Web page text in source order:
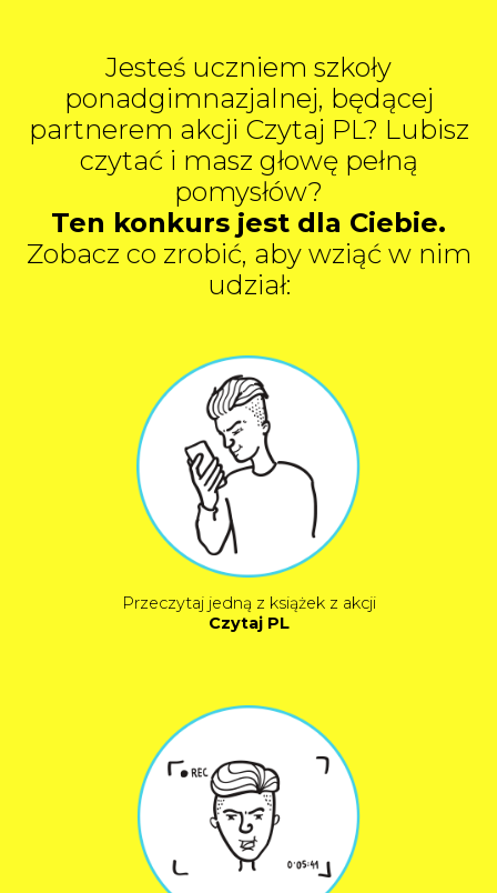
Jesteś uczniem szkoły
ponadgimnazjalnej, będącej
partnerem akcji Czytaj PL? Lubisz
czytać i masz głowę pełną
pomysłów?
Ten konkurs jest dla Ciebie.
Zobacz co zrobić, aby wziąć w nim
udział:
Przeczytaj jedną z książek z akcji
Czytaj PL